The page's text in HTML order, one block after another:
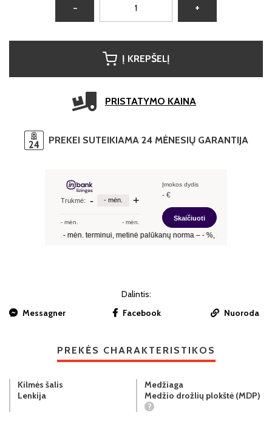
− +
Į KREPŠELĮ
PRISTATYMO KAINA
PREKEI SUTEIKIAMA 24 MĖNESIŲ GARANTIJA
Dalintis:
Messagner
Facebook Nuoroda
PREKĖS CHARAKTERISTIKOS
Kilmės šalis
Lenkija
Medžiaga
Medžio drožlių plokštė (MDP)
?